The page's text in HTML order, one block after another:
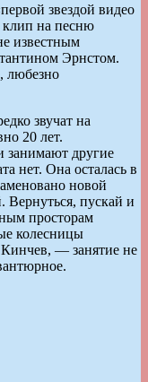
звездой видео
клип на песню
известным
Эрнстом.
любезно
звучат на
20 лет.
занимают другие
нет. Она осталась в
новой
пускай и
просторам
колесницы
— занятие не